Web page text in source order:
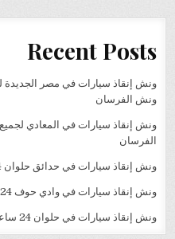
Recent Posts
ونش الفرسان
الفرسان
ونش إنقاذ سيارات في حدائق حلوان 24 ساعة | ونش الفرسان
ونش إنقاذ سيارات في وادي حوف 24 ساعة | ونش الفرسان
ونش إنقاذ سيارات في حلوان 24 ساعة | ونش الفرسان